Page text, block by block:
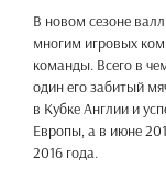
В новом сезоне
многим игровых
команды. Всего в
один его забитый
в Кубке Англии и
Европы, а в июне
2016 года.